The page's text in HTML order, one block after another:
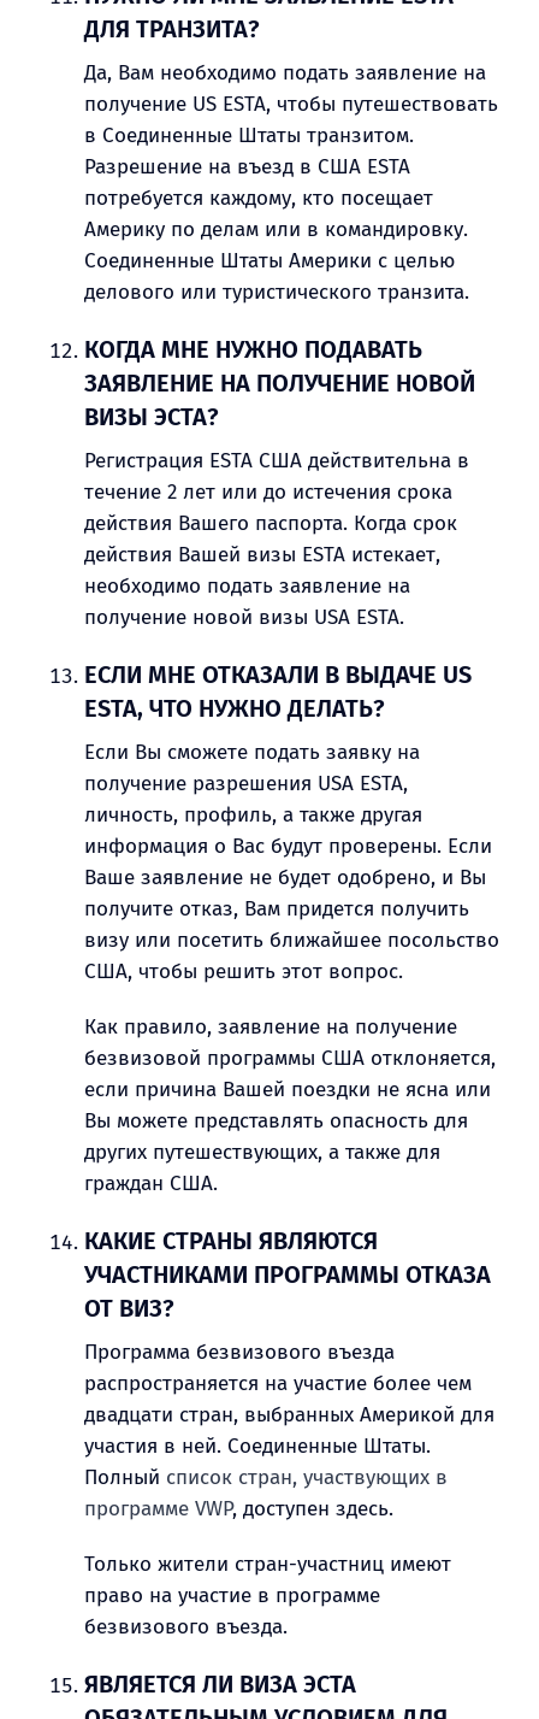
ДЛЯ ТРАНЗИТА?
Да, Вам необходимо подать заявление на
получение US ESTA, чтобы путешествовать
в Соединенные Штаты транзитом.
Разрешение на въезд в США ESTA
потребуется каждому, кто посещает
Америку по делам или в командировку.
Соединенные Штаты Америки с целью
делового или туристического транзита.
КОГДА МНЕ НУЖНО ПОДАВАТЬ
ЗАЯВЛЕНИЕ НА ПОЛУЧЕНИЕ НОВОЙ
ВИЗЫ ЭСТА?
Регистрация ESTA США действительна в
течение 2 лет или до истечения срока
действия Вашего паспорта. Когда срок
действия Вашей визы ESTA истекает,
необходимо подать заявление на
получение новой визы USA ESTA.
ЕСЛИ МНЕ ОТКАЗАЛИ В ВЫДАЧЕ US
ESTA, ЧТО НУЖНО ДЕЛАТЬ?
Если Вы сможете подать заявку на
получение разрешения USA ESTA,
личность, профиль, а также другая
информация о Вас будут проверены. Если
Ваше заявление не будет одобрено, и Вы
получите отказ, Вам придется получить
визу или посетить ближайшее посольство
США, чтобы решить этот вопрос.
Как правило, заявление на получение
безвизовой программы США отклоняется,
если причина Вашей поездки не ясна или
Вы можете представлять опасность для
других путешествующих, а также для
граждан США.
КАКИЕ СТРАНЫ ЯВЛЯЮТСЯ
УЧАСТНИКАМИ ПРОГРАММЫ ОТКАЗА
ОТ ВИЗ?
Программа безвизового въезда
распространяется на участие более чем
двадцати стран, выбранных Америкой для
участия в ней. Соединенные Штаты.
Полный список стран, участвующих в
программе VWP, доступен здесь.
Только жители стран-участниц имеют
право на участие в программе
безвизового въезда.
ЯВЛЯЕТСЯ ЛИ ВИЗА ЭСТА